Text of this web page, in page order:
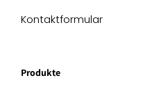
Kontaktformular
Produkte